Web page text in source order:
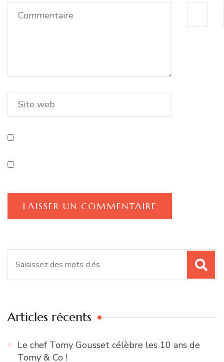
Articles récents
Le chef Tomy Gousset célèbre les 10 ans de
Tomy & Co !